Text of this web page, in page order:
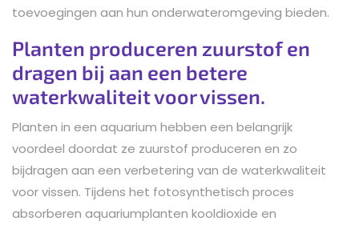
toevoegingen aan hun onderwateromgeving bieden.
Planten produceren zuurstof en
dragen bij aan een betere
waterkwaliteit voor vissen.
Planten in een aquarium hebben een belangrijk
voordeel doordat ze zuurstof produceren en zo
bijdragen aan een verbetering van de waterkwaliteit
voor vissen. Tijdens het fotosynthetisch proces
absorberen aquariumplanten kooldioxide en